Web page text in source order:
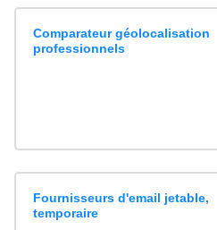
Comparateur géolocalisation
professionnels
Fournisseurs d'email jetable,
temporaire